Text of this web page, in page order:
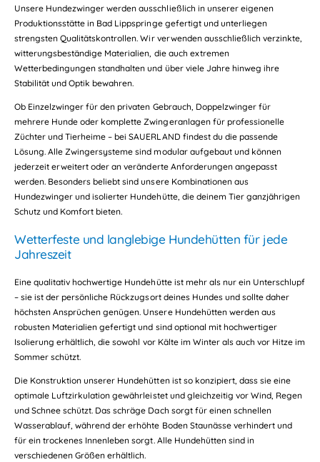
Unsere Hundezwinger werden ausschließlich in unserer eigenen
Produktionsstätte in Bad Lippspringe gefertigt und unterliegen
strengsten Qualitätskontrollen. Wir verwenden ausschließlich verzinkte,
witterungsbeständige Materialien, die auch extremen
Wetterbedingungen standhalten und über viele Jahre hinweg ihre
Stabilität und Optik bewahren.
Ob Einzelzwinger für den privaten Gebrauch, Doppelzwinger für
mehrere Hunde oder komplette Zwingeranlagen für professionelle
Züchter und Tierheime – bei SAUERLAND findest du die passende
Lösung. Alle Zwingersysteme sind modular aufgebaut und können
jederzeit erweitert oder an veränderte Anforderungen angepasst
werden. Besonders beliebt sind unsere Kombinationen aus
Hundezwinger und isolierter Hundehütte, die deinem Tier ganzjährigen
Schutz und Komfort bieten.
Wetterfeste und langlebige Hundehütten für jede
Jahreszeit
Eine qualitativ hochwertige Hundehütte ist mehr als nur ein Unterschlupf
– sie ist der persönliche Rückzugsort deines Hundes und sollte daher
höchsten Ansprüchen genügen. Unsere Hundehütten werden aus
robusten Materialien gefertigt und sind optional mit hochwertiger
Isolierung erhältlich, die sowohl vor Kälte im Winter als auch vor Hitze im
Sommer schützt.
Die Konstruktion unserer Hundehütten ist so konzipiert, dass sie eine
optimale Luftzirkulation gewährleistet und gleichzeitig vor Wind, Regen
und Schnee schützt. Das schräge Dach sorgt für einen schnellen
Wasserablauf, während der erhöhte Boden Staunässe verhindert und
für ein trockenes Innenleben sorgt. Alle Hundehütten sind in
verschiedenen Größen erhältlich.